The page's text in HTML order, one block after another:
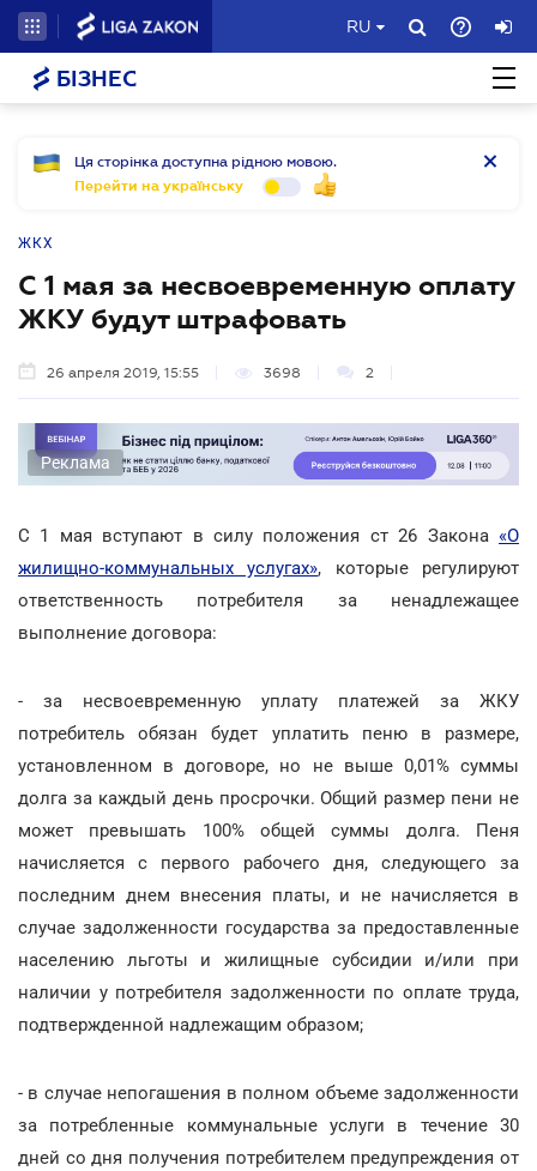
RU
БІЗНЕС
Ця сторінка доступна рідною мовою.
Перейти на українську
ЖКХ
С 1 мая за несвоевременную оплату
ЖКУ будут штрафовать
26 апреля 2019, 15:55 3698 2
Реклама
С 1 мая вступают в силу положения ст 26 Закона «О
жилищно-коммунальных услугах», которые регулируют
ответственность потребителя за ненадлежащее
выполнение договора:
- за несвоевременную уплату платежей за ЖКУ
потребитель обязан будет уплатить пеню в размере,
установленном в договоре, но не выше 0,01% суммы
долга за каждый день просрочки. Общий размер пени не
может превышать 100% общей суммы долга. Пеня
начисляется с первого рабочего дня, следующего за
последним днем внесения платы, и не начисляется в
случае задолженности государства за предоставленные
населению льготы и жилищные субсидии и/или при
наличии у потребителя задолженности по оплате труда,
подтвержденной надлежащим образом;
- в случае непогашения в полном объеме задолженности
за потребленные коммунальные услуги в течение 30
дней со дня получения потребителем предупреждения от